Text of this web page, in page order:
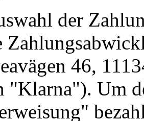
der
46,
"Klarna"). Um